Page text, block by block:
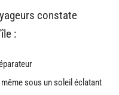
constate
:
même sous un soleil éclatant